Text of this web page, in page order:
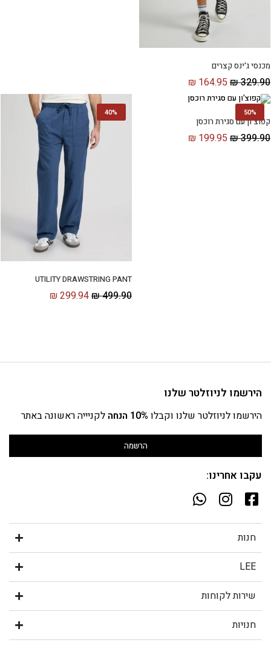
מכנסי ג'ינס קצרים
₪329.90
₪ 164.95
50%
קפוצ'ון עם סגירת רוכסן
₪399.90
₪ 199.95
40%
UTILITY DRAWSTRING PANT
₪499.90
₪ 299.94
הירשמו לניוזלטר שלנו
הירשמו לניוזלטר שלנו וקבלו 10% הנחה לקניייה ראשונה באתר
הרשמה
עקבו אחרינו:
חנות
LEE
שירות לקוחות
חנויות